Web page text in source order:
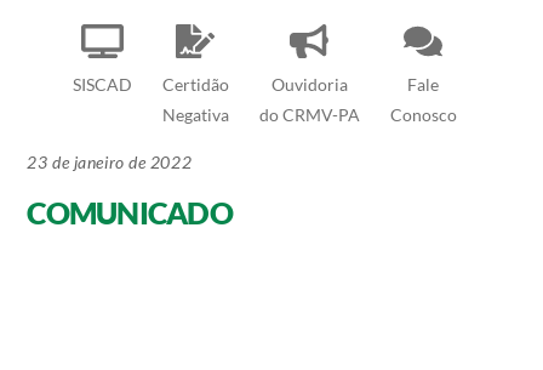
SISCAD
Certidão
Negativa
Ouvidoria
do CRMV-PA
Fale
Conosco
23 de janeiro de 2022
COMUNICADO